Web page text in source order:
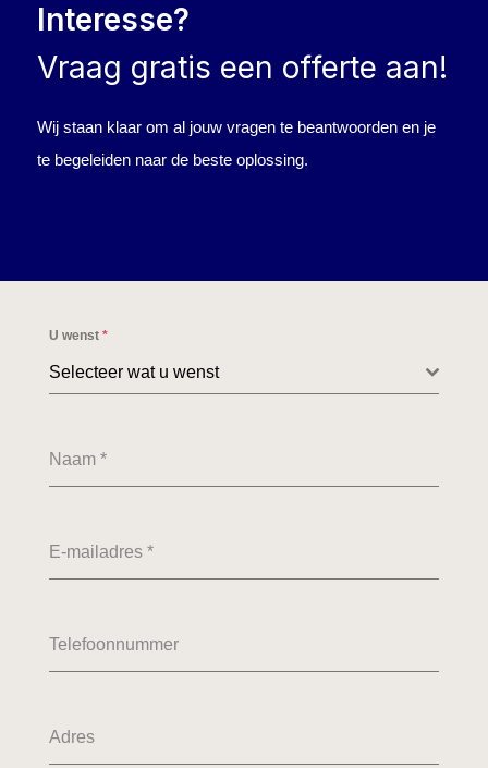
Interesse?
Vraag gratis een offerte aan!
Wij staan klaar om al jouw vragen te beantwoorden en je
te begeleiden naar de beste oplossing.
U wenst *
Selecteer wat u wenst
Naam *
E-mailadres *
Telefoonnummer
Adres